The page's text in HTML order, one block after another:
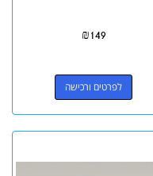
₪149
לפרטים ורכישה